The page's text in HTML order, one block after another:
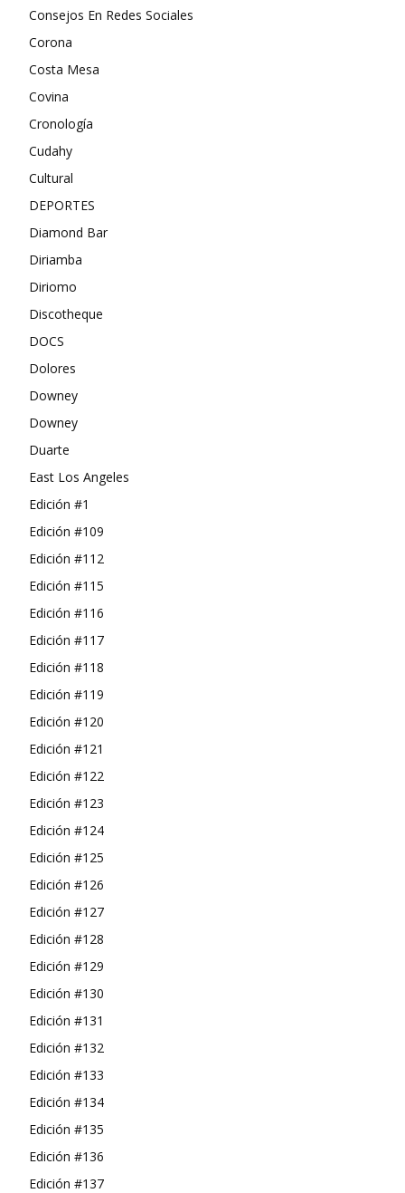
Consejos En Redes Sociales
Corona
Costa Mesa
Covina
Cronología
Cudahy
Cultural
DEPORTES
Diamond Bar
Diriamba
Diriomo
Discotheque
DOCS
Dolores
Downey
Downey
Duarte
East Los Angeles
Edición #1
Edición #109
Edición #112
Edición #115
Edición #116
Edición #117
Edición #118
Edición #119
Edición #120
Edición #121
Edición #122
Edición #123
Edición #124
Edición #125
Edición #126
Edición #127
Edición #128
Edición #129
Edición #130
Edición #131
Edición #132
Edición #133
Edición #134
Edición #135
Edición #136
Edición #137